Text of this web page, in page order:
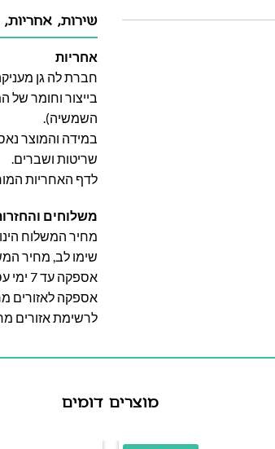
שירות,
אחריות
בייצור וחומר של
השמשיה).
במידה והמוצר
שריטות ושברים.
לדף האחריות
משלוחים
מחיר המשלוח הינו 250-400 שח וייקבע על פי אזור מגוריכם.
שימו לב, מחיר
אספקה עד 7 ימי עסקים.
אספקה לאזורים מרוחקים 10-
לרשימת אזורים
מוצרים דומים